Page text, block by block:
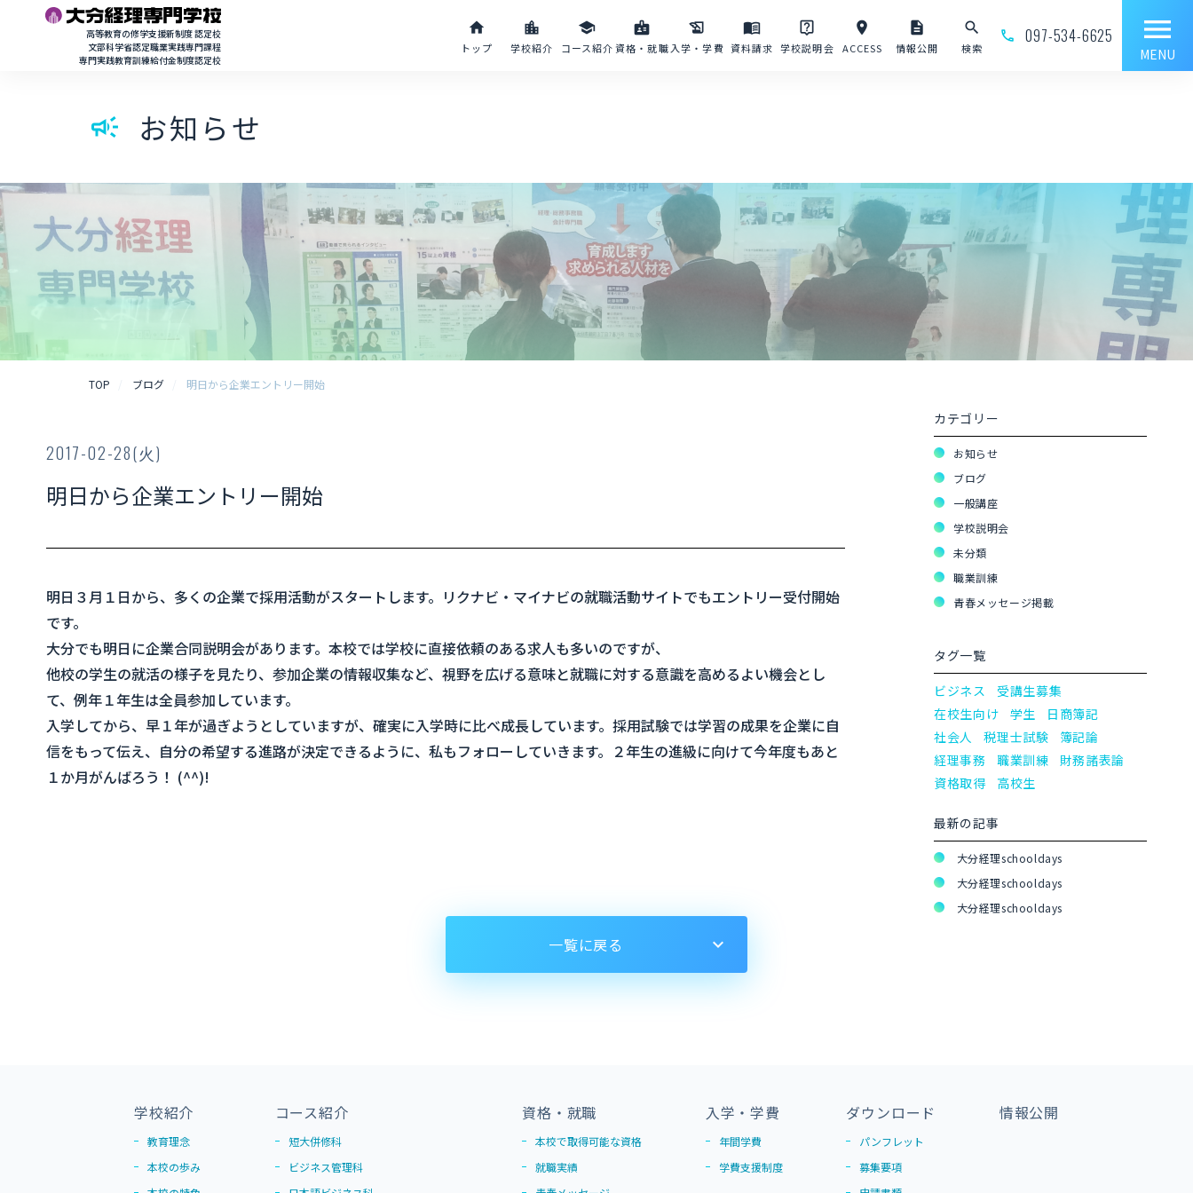
高等教育の修学支援新制度 認定校
文部科学省認定職業実践専門課程
専門実践教育訓練給付金制度認定校
home
トップ
location_city
学校紹介
school
コース紹介
badge
資格・就職
history_edu
入学・学費
menu_book
資料請求
live_help
学校説明会
place
ACCESS
description
情報公開
search
検索
phone_outline
097-534-6625 menu
MENU
campaign お知らせ
TOP ブログ 明日から企業エントリー開始
2017-02-28(火)
明日から企業エントリー開始
明日３月１日から、多くの企業で採用活動がスタートします。リクナビ・マイナビの就職活動サイトでもエントリー受付開始
です。
大分でも明日に企業合同説明会があります。本校では学校に直接依頼のある求人も多いのですが、
他校の学生の就活の様子を見たり、参加企業の情報収集など、視野を広げる意味と就職に対する意識を高めるよい機会とし
て、例年１年生は全員参加しています。
入学してから、早１年が過ぎようとしていますが、確実に入学時に比べ成長しています。採用試験では学習の成果を企業に自
信をもって伝え、自分の希望する進路が決定できるように、私もフォローしていきます。２年生の進級に向けて今年度もあと
１か月がんばろう！ (^^)!
カテゴリー
お知らせ
ブログ
一般講座
学校説明会
未分類
職業訓練
青春メッセージ掲載
タグ一覧
ビジネス
受講生募集
在校生向け
学生
日商簿記
社会人
税理士試験
簿記論
経理事務
職業訓練
財務諸表論
資格取得
高校生
最新の記事
大分経理schooldays
大分経理schooldays
大分経理schooldays
一覧に戻る
学校紹介
教育理念
本校の歩み
コース紹介
短大併修科
ビジネス管理科
資格・就職
本校で取得可能な資格
就職実績
入学・学費
年間学費
学費支援制度
ダウンロード
パンフレット
募集要項
情報公開